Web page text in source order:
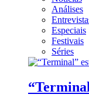
Análises
Especiais
Festivais
Séries